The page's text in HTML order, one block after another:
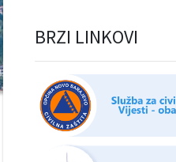
BRZI LINKOVI